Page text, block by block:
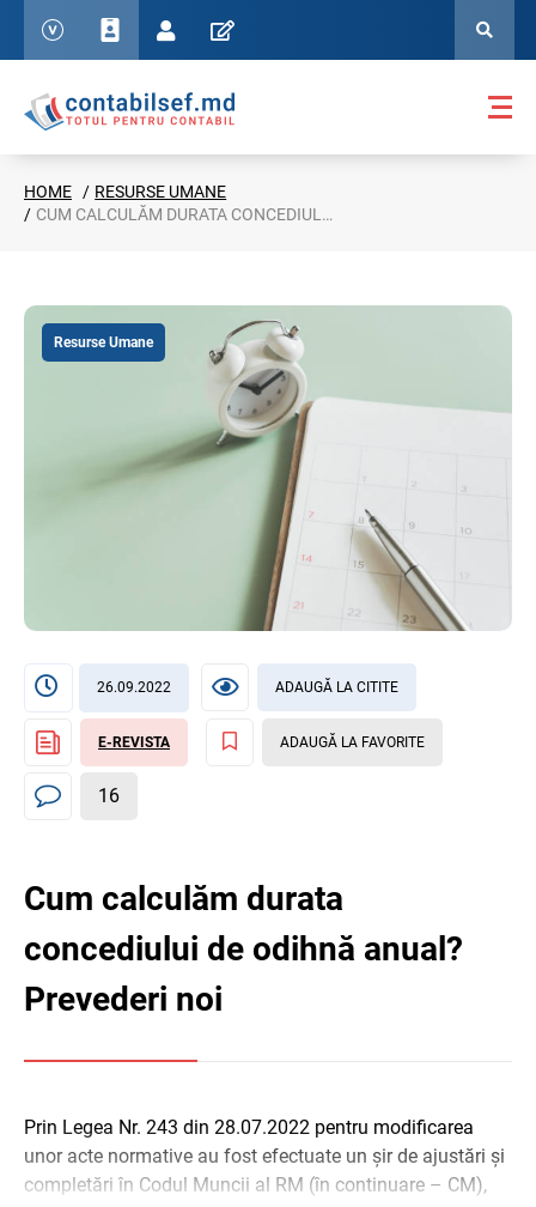
HOME
RESURSE UMANE
CUM CALCULĂM DURATA CONCEDIULUI DE ODIHNĂ ANUAL? PREVEDERI NOI
Resurse Umane
26.09.2022 ADAUGĂ LA CITITE
E-REVISTA ADAUGĂ LA FAVORITE
16
Cum calculăm durata
concediului de odihnă anual?
Prevederi noi
Prin Legea Nr. 243 din 28.07.2022 pentru modificarea
unor acte normative au fost efectuate un șir de ajustări și
completări în Codul Muncii al RM (în continuare – CM),